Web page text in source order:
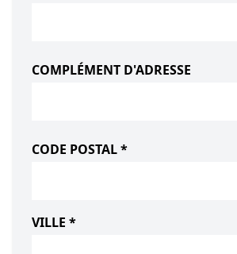
COMPLÉMENT D'ADRESSE
CODE POSTAL *
VILLE *